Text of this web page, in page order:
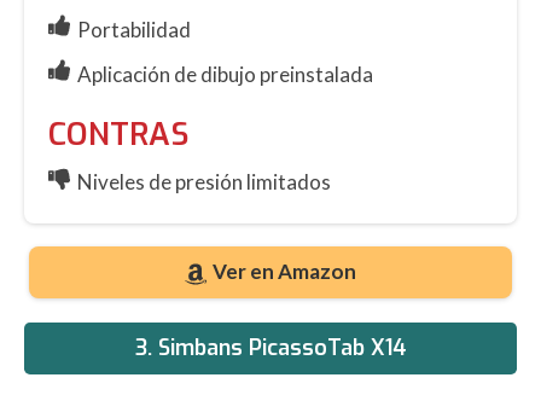
Portabilidad
Aplicación de dibujo preinstalada
CONTRAS
Niveles de presión limitados
Ver en Amazon
3. Simbans PicassoTab X14